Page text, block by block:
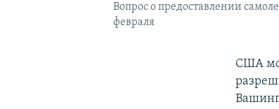
Вопрос о предоставлении
февраля
США